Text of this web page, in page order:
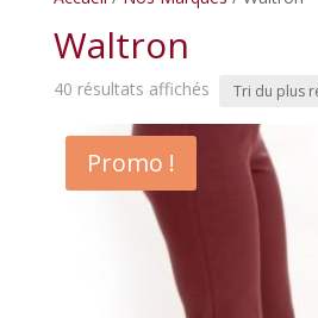
Waltron
40 résultats affichésTrié
récent
Promo !